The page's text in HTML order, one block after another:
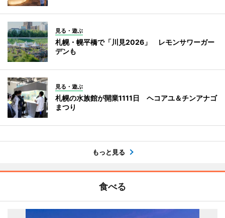
見る・遊ぶ
札幌・幌平橋で「川見2026」 レモンサワーガー
デンも
見る・遊ぶ
札幌の水族館が開業1111日 ヘコアユ＆チンアナゴ
まつり
もっと見る
食べる